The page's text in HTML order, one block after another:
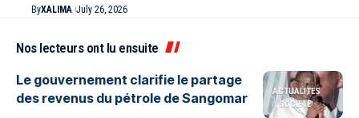
ByXALIMA July 26, 2026
Nos lecteurs ont lu ensuite
ACTUALITES
SOCIETE
Le gouvernement clarifie le partage
des revenus du pétrole de Sangomar